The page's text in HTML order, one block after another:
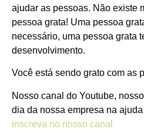
ajudar as pessoas. Não existe
pessoa grata! Uma pessoa
necessário, uma pessoa grata
desenvolvimento.
Você está sendo grato com as
Nosso canal do Youtube,
dia da nossa empresa na
inscreva no nosso canal